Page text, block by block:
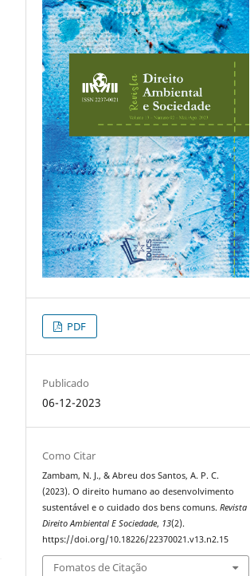
PDF
Publicado
06-12-2023
Como Citar
Zambam, N. J., & Abreu dos Santos, A. P. C.
(2023). O direito humano ao desenvolvimento
sustentável e o cuidado dos bens comuns.Revista
Direito Ambiental E Sociedade, 13(2).
https://doi.org/10.18226/22370021.v13.n2.15
Fomatos de Citação